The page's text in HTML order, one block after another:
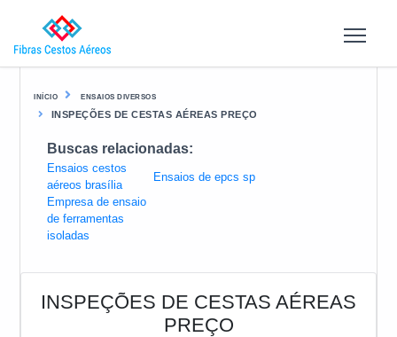
INÍCIO ENSAIOS DIVERSOS
INSPEÇÕES DE CESTAS AÉREAS PREÇO
Buscas relacionadas:
Ensaios cestos
aéreos brasília
Ensaios de epcs sp
Empresa de ensaio
de ferramentas
isoladas
INSPEÇÕES DE CESTAS AÉREAS
PREÇO